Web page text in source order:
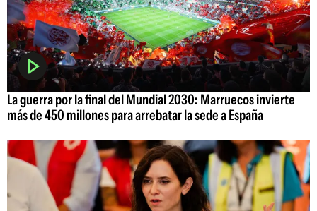
La guerra por la final del Mundial 2030: Marruecos invierte
más de 450 millones para arrebatar la sede a España